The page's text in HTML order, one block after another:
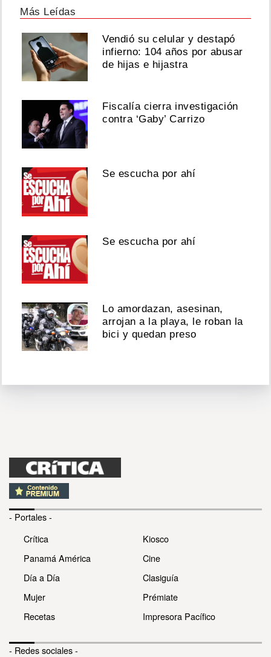
Más Leídas
Vendió su celular y destapó
infierno: 104 años por abusar
de hijas e hijastra
Fiscalía cierra investigación
contra ‘Gaby’ Carrizo
Se escucha por ahí
Se escucha por ahí
Lo amordazan, asesinan,
arrojan a la playa, le roban la
bici y quedan preso
- Portales -
Crítica
Panamá América
Día a Día
Mujer
Recetas
Kiosco
Cine
Clasiguía
Prémiate
Impresora Pacífico
- Redes sociales -